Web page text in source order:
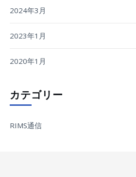
2024年3月
2023年1月
2020年1月
カテゴリー
RIMS通信